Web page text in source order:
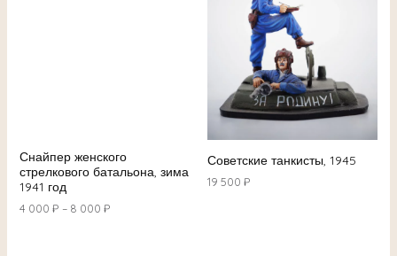
Снайпер женского
стрелкового батальона, зима
1941 год
4 000 ₽ – 8 000 ₽
Советские танкисты, 1945
19 500 ₽